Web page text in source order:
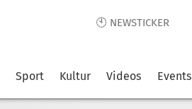
🕙 NEWSTICKER
Sport Kultur Videos Events